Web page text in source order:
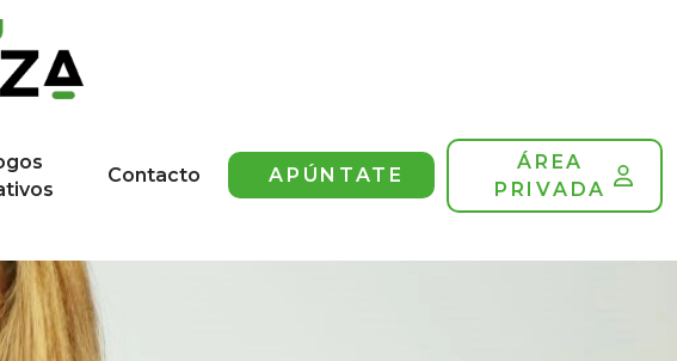
Contacto APÚNTATE
ÁREA
PRIVADA